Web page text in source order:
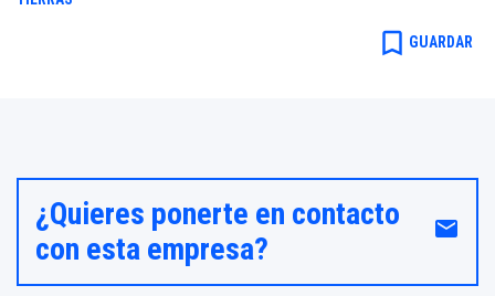
bookmark_border GUARDAR
¿Quieres ponerte en contacto
con esta empresa?
email